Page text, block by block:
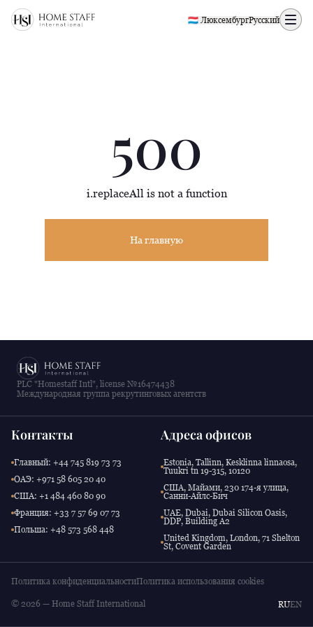
500 page
🇱🇺 ЛюксембургРусский
500
i.replaceAll is not a function
На главную
PLC "Homestaff Intl", license №16474438
Международная группа рекрутинговых агентств
Контакты
Главный: +44 745 819 73 73
ОАЭ: +971 58 605 20 40
США: +1 484 460 80 90
Франция: +33 7 57 69 07 73
Польша: +48 573 568 448
Адреса офисов
Estonia, Tallinn, Kesklinna linnaosa,
Tuukri tn 19-315, 10120
США, Майами, 230 174-я улица,
Санни-Айлс-Бич
UAE, Dubai, Dubai Silicon Oasis,
DDP, Building A2
United Kingdom, London, 71 Shelton
St, Covent Garden
Политика конфиденциальностиПолитика использования cookies
© 2026 — Home Staff International RUEN